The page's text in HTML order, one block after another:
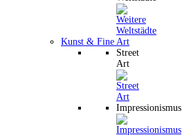
Kunst & Fine Art
Street
Art
Impressionismus